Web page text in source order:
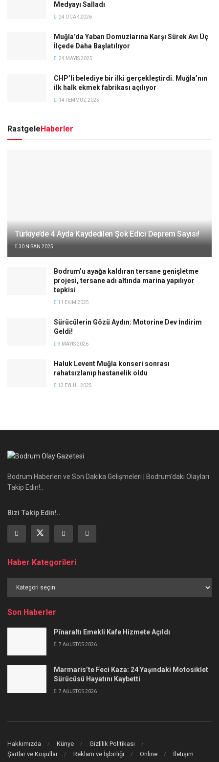
Medyayı Salladı
24 OCAK 2026
Muğla’da Yaban Domuzlarına Karşı Sürek Avı Üç
İlçede Daha Başlatılıyor
24 MAYIS 2025
CHP’li belediye bir ilki gerçekleştirdi. Muğla’nın
ilk halk ekmek fabrikası açılıyor
14 TEMMUZ 2025
Rastgele Haberler
Türkiye’de 4 Ayda Kaydedilen Şok Edici Deprem Sayısı!
30 NISAN 2025
Bodrum’u ayağa kaldıran tersane genişletme
projesi, tersane adı altında marina yapılıyor
tepkisi
11 EKIM 2025
Sürücülerin Gözü Aydın: Motorine Dev İndirim
Geldi!
9 MAYIS 2026
Haluk Levent Muğla konseri sonrası
rahatsızlanıp hastanelik oldu
13 EYLÜL 2025
Bodrum Haberleri ve Son Dakika Gelişmeleri | Bodrum’daki Olayları
Takip Edin!..
Bizi Takip Edin!..
Haber Kategorileri
Kategorileri
Son Haberler
Pînaraltı Emekli Kafe Hizmete Açıldı
7 AĞUSTOS 2026
Marmaris’te Feci Kaza: 24 Yaşındaki Motosiklet
Sürücüsü Hayatını Kaybetti
7 AĞUSTOS 2026
Hakkımızda Künye
Gizlilik Politikası
Şartlar ve Koşullar
Reklam ve İşbirliği Online İletişim